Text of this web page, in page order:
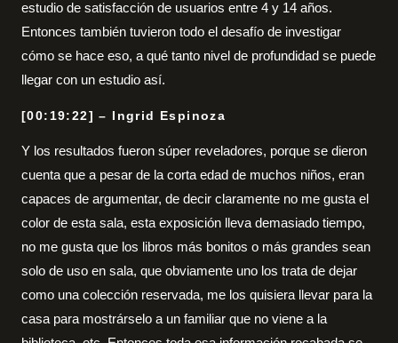
estudio de satisfacción de usuarios entre 4 y 14 años.
Entonces también tuvieron todo el desafío de investigar
cómo se hace eso, a qué tanto nivel de profundidad se puede
llegar con un estudio así.
[00:19:22] – Ingrid Espinoza
Y los resultados fueron súper reveladores, porque se dieron
cuenta que a pesar de la corta edad de muchos niños, eran
capaces de argumentar, de decir claramente no me gusta el
color de esta sala, esta exposición lleva demasiado tiempo,
no me gusta que los libros más bonitos o más grandes sean
solo de uso en sala, que obviamente uno los trata de dejar
como una colección reservada, me los quisiera llevar para la
casa para mostrárselo a un familiar que no viene a la